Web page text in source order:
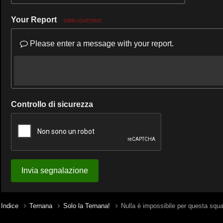
Your Report OBBLIGATORIO
Please enter a message with your report.
Controllo di sicurezza
Invia segnalazione
Indice Ternana Solo la Ternana! Nulla è impossibile per questa